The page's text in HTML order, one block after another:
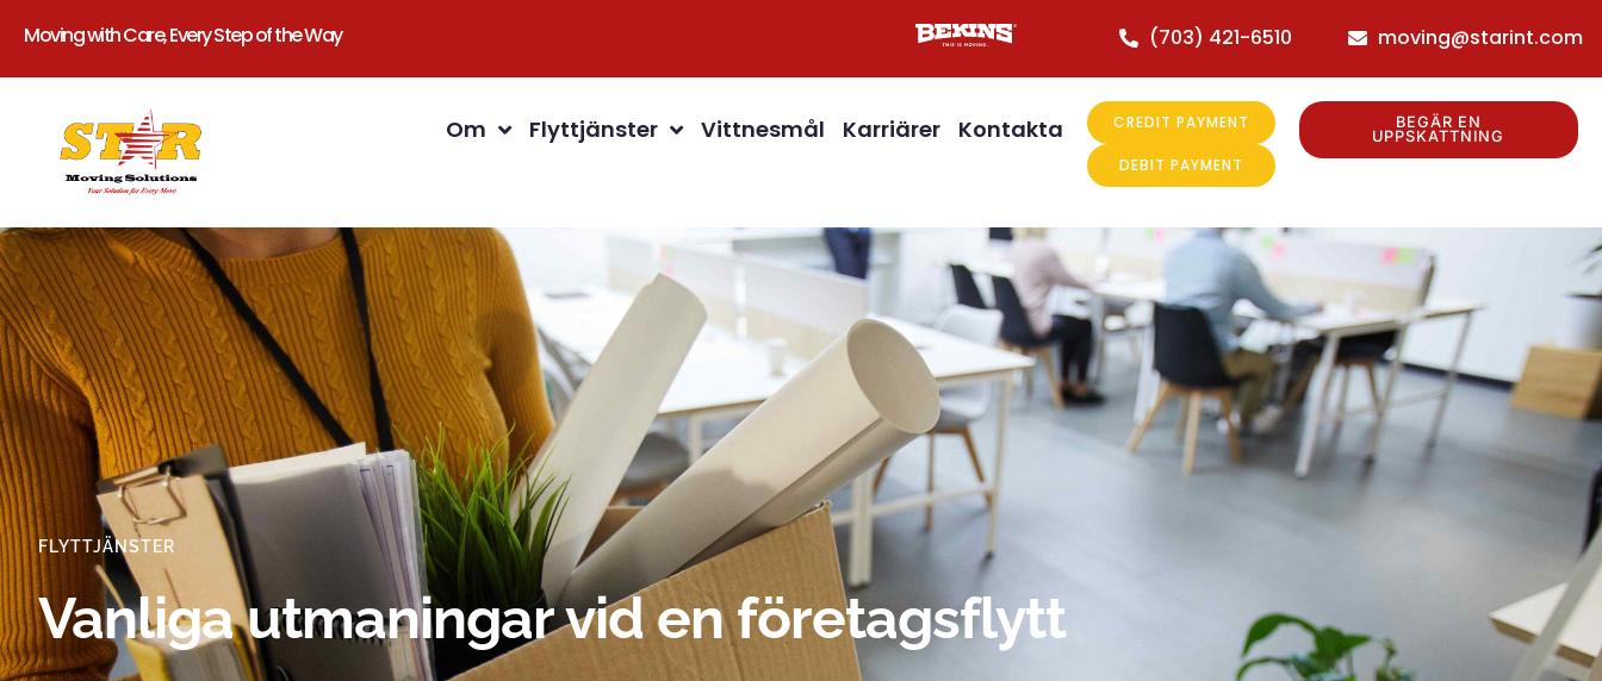
Moving with Care, Every Step of the Way (703) 421-6510 moving@starint.com
Om Flyttjänster Vittnesmål Karriärer Kontakta CREDIT PAYMENT
DEBIT PAYMENT
BEGÄR EN
UPPSKATTNING
FLYTTJÄNSTER
Vanliga utmaningar vid en företagsflytt